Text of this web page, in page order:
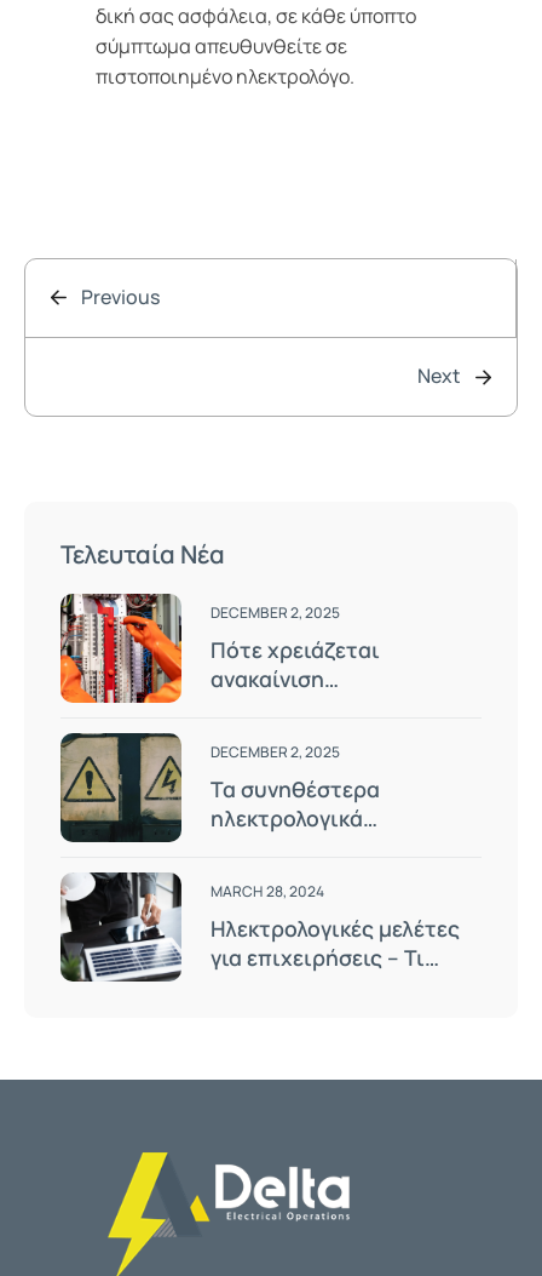
δική σας ασφάλεια, σε κάθε ύποπτο
σύμπτωμα απευθυνθείτε σε
πιστοποιημένο ηλεκτρολόγο.
Previous
Next
Τελευταία Νέα
DECEMBER 2, 2025
Πότε χρειάζεται
ανακαίνιση
DECEMBER 2, 2025
Τα συνηθέστερα
ηλεκτρολογικά
MARCH 28, 2024
Ηλεκτρολογικές μελέτες
για επιχειρήσεις – Τι